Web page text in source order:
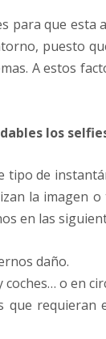
para que esta
puesto
A estos
los
tipo de
la imagen
en las
daño.
o en
que